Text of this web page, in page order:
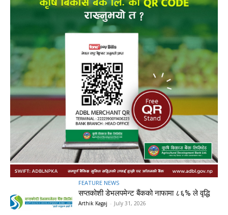
FEATURE NEWS
सप्तकोशी डेभलपमेन्ट बैंकको नाफामा ८६% ले वृद्धि
Arthik Kagaj - July 31, 2026